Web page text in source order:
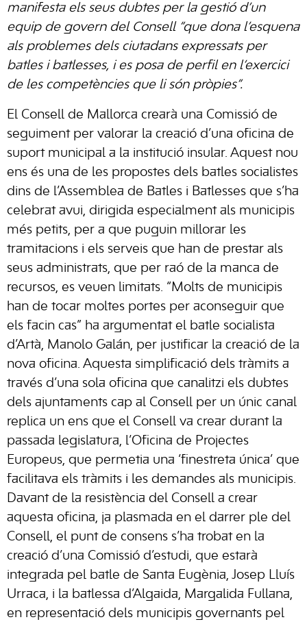
manifesta els seus dubtes per la gestió d’un
equip de govern del Consell “que dona l’esquena
als problemes dels ciutadans expressats per
batles i batlesses, i es posa de perfil en l’exercici
de les competències que li són pròpies”.
El Consell de Mallorca crearà una Comissió de
seguiment per valorar la creació d’una oficina de
suport municipal a la institució insular. Aquest nou
ens és una de les propostes dels batles socialistes
dins de l’Assemblea de Batles i Batlesses que s’ha
celebrat avui, dirigida especialment als municipis
més petits, per a que puguin millorar les
tramitacions i els serveis que han de prestar als
seus administrats, que per raó de la manca de
recursos, es veuen limitats. “Molts de municipis
han de tocar moltes portes per aconseguir que
els facin cas” ha argumentat el batle socialista
d’Artà, Manolo Galán, per justificar la creació de la
nova oficina. Aquesta simplificació dels tràmits a
través d’una sola oficina que canalitzi els dubtes
dels ajuntaments cap al Consell per un únic canal
replica un ens que el Consell va crear durant la
passada legislatura, l’Oficina de Projectes
Europeus, que permetia una ‘finestreta única’ que
facilitava els tràmits i les demandes als municipis.
Davant de la resistència del Consell a crear
aquesta oficina, ja plasmada en el darrer ple del
Consell, el punt de consens s’ha trobat en la
creació d’una Comissió d’estudi, que estarà
integrada pel batle de Santa Eugènia, Josep Lluís
Urraca, i la batlessa d’Algaida, Margalida Fullana,
en representació dels municipis governants pel